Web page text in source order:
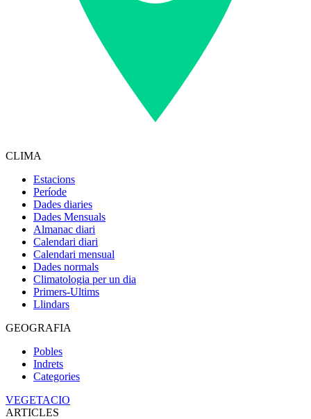
CLIMA
Estacions
Període
Dades diaries
Dades Mensuals
Almanac diari
Calendari diari
Calendari mensual
Dades normals
Climatologia per un dia
Primers-Ultims
Llindars
GEOGRAFIA
Pobles
Indrets
Categories
VEGETACIO
ARTICLES